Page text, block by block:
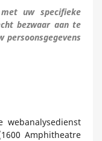
uw specifieke
bezwaar aan te
persoonsgegevens
Amphitheatre